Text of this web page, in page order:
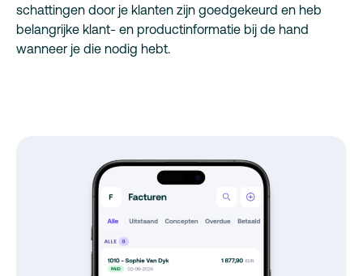
schattingen door je klanten zijn goedgekeurd en heb
belangrijke klant- en productinformatie bij de hand
wanneer je die nodig hebt.